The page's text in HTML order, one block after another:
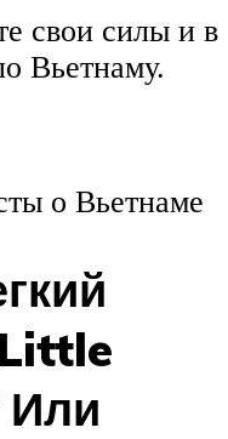
свои силы и в
Вьетнаму.
о Вьетнаме
Или